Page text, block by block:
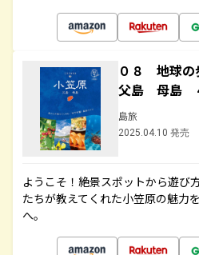
０８ 地球
父島 母島
島旅
2025.04.10 発売
ようこそ！絶景スポットから遊び
たちが教えてくれた小笠原の魅力
へ。